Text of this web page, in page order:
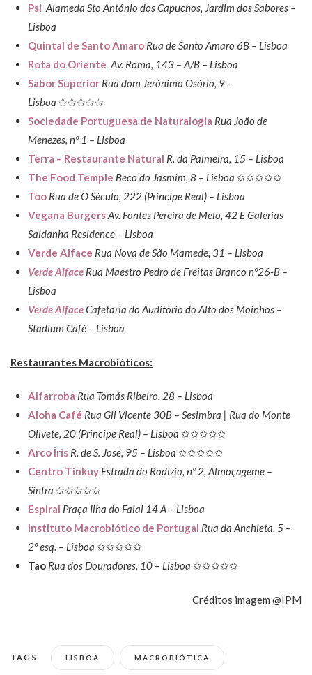
Psi Alameda Sto António dos Capuchos, Jardim dos Sabores –
Lisboa
Quintal de Santo Amaro Rua de Santo Amaro 6B – Lisboa
Rota do Oriente Av. Roma, 143 – A/B – Lisboa
Sabor Superior Rua dom Jerónimo Osório, 9 –
Lisboa ✩✩✩✩✩
Sociedade Portuguesa de Naturalogia Rua João de
Menezes, nº 1 – Lisboa
Terra – Restaurante Natural R. da Palmeira, 15 – Lisboa
The Food Temple Beco do Jasmim, 8 – Lisboa ✩✩✩✩✩
Too Rua de O Século, 222 (Principe Real) – Lisboa
Vegana BurgersAv. Fontes Pereira de Melo, 42 E Galerias
Saldanha Residence – Lisboa
Verde Alface Rua Nova de São Mamede, 31 – Lisboa
Verde Alface Rua Maestro Pedro de Freitas Branco nº26-B –
Lisboa
Verde AlfaceCafetaria do Auditório do Alto dos Moinhos –
Stadium Café – Lisboa
Restaurantes Macrobióticos:
Alfarroba Rua Tomás Ribeiro, 28 – Lisboa
Aloha Café Rua Gil Vicente 30B – Sesimbra | Rua do Monte
Olivete, 20 (Principe Real) – Lisboa ✩✩✩✩✩
Arco Íris R. de S. José, 95 – Lisboa ✩✩✩✩✩
Centro Tinkuy Estrada do Rodízio, nº 2, Almoçageme –
Sintra ✩✩✩✩✩
Espiral Praça Ilha do Faial 14 A – Lisboa
Instituto Macrobiótico de Portugal Rua da Anchieta, 5 –
2º esq. – Lisboa ✩✩✩✩✩
Tao Rua dos Douradores, 10 – Lisboa ✩✩✩✩✩
Créditos imagem @IPM
TAGS LISBOA MACROBIÓTICA